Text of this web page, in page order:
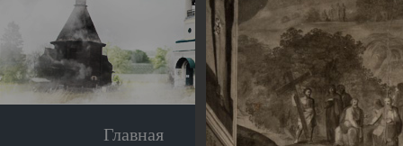
Главная Экскурсия